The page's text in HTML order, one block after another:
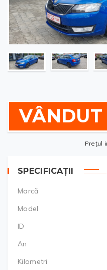
VÂNDUT
Prețul
SPECIFICAȚII
Marcă
Model
ID
An
Kilometri